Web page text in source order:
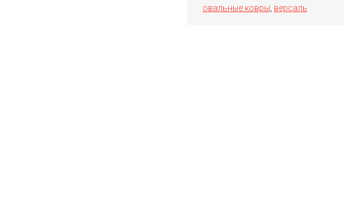
овальные ковры версаль